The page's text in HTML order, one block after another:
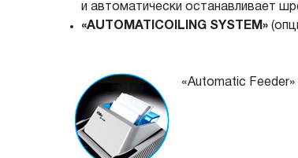
и автоматически останавливает
«AUTOMATICOILING SYSTEM»
«Automatic